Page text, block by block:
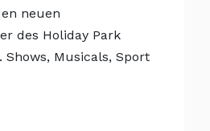
neuen
des Holiday Park
Shows, Musicals, Sport